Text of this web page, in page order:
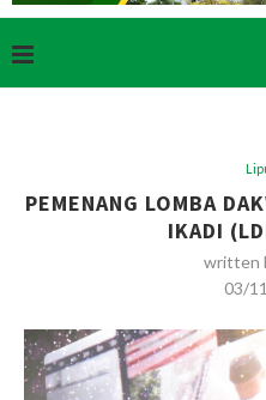
PEMENANG LOMBA
IKADI
written
03/